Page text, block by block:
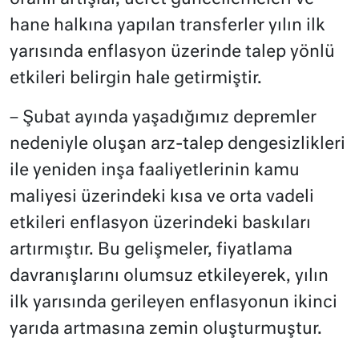
hane halkına yapılan transferler yılın ilk
yarısında enflasyon üzerinde talep yönlü
etkileri belirgin hale getirmiştir.
– Şubat ayında yaşadığımız depremler
nedeniyle oluşan arz-talep dengesizlikleri
ile yeniden inşa faaliyetlerinin kamu
maliyesi üzerindeki kısa ve orta vadeli
etkileri enflasyon üzerindeki baskıları
artırmıştır. Bu gelişmeler, fiyatlama
davranışlarını olumsuz etkileyerek, yılın
ilk yarısında gerileyen enflasyonun ikinci
yarıda artmasına zemin oluşturmuştur.